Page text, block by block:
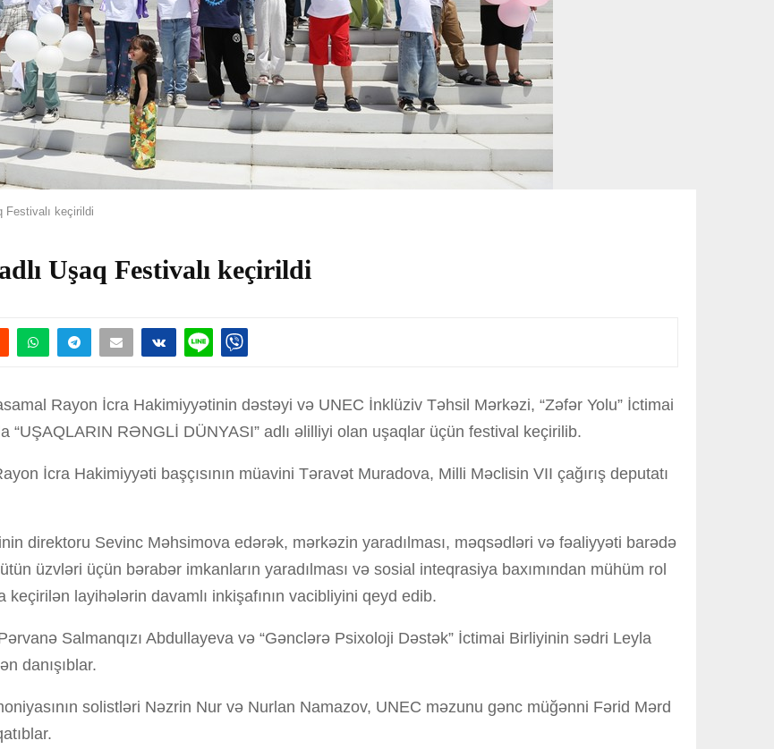
Festivalı keçirildi
Uşaq Festivalı keçirildi
Rayon İcra Hakimiyyətinin dəstəyi və UNEC İnklüziv Təhsil Mərkəzi, “Zəfər Yolu” İctimai
“UŞAQLARIN RƏNGLİ DÜNYASI” adlı əlilliyi olan uşaqlar üçün festival keçirilib.
İcra Hakimiyyəti başçısının müavini Təravət Muradova, Milli Məclisin VII çağırış deputatı
direktoru Sevinc Məhsimova edərək, mərkəzin yaradılması, məqsədləri və fəaliyyəti barədə
üzvləri üçün bərabər imkanların yaradılması və sosial inteqrasiya baxımından mühüm rol
keçirilən layihələrin davamlı inkişafının vacibliyini qeyd edib.
Salmanqızı Abdullayeva və “Gənclərə Psixoloji Dəstək” İctimai Birliyinin sədri Leyla
danışıblar.
solistləri Nəzrin Nur və Nurlan Namazov, UNEC məzunu gənc müğənni Fərid Mərd